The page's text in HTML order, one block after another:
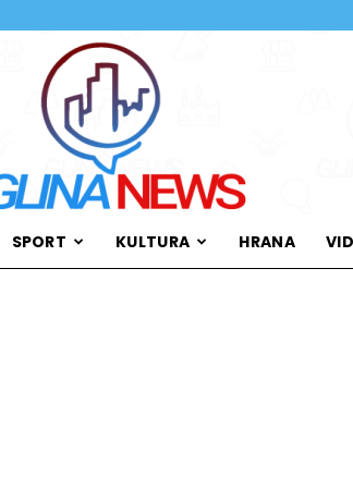
SPORT KULTURA HRANA